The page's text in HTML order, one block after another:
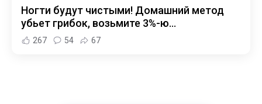
Ногти будут чистыми! Домашний метод
убьет грибок, возьмите 3%-ю…
267 54 67